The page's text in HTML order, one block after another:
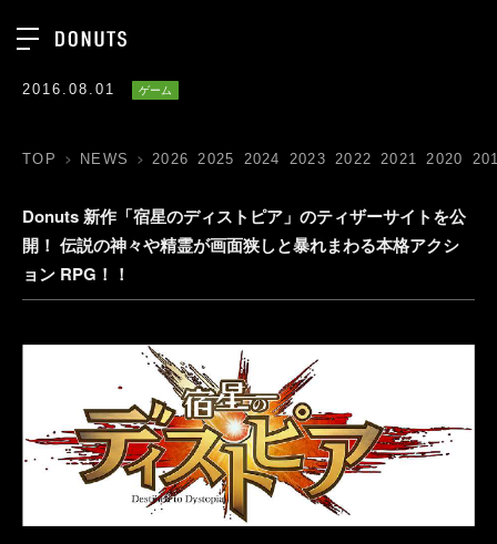
ジョブカン
ゲーム
ミクチャ
医療(CLIUS)
出版メディア
美少女図鑑
イベント
タテドラ
その他事業
TOP
ABOUT
SERVICES
GROUP
RECRUIT
CONTACT
2016.08.01 ゲーム
TOP NEWS 2026 2025 2024 2023 2022 2021 2020 2019 2018 2017
Donuts 新作「宿星のディストピア」のティザーサイトを公
開！ 伝説の神々や精霊が画面狭しと暴れまわる本格アクショ
ン RPG！！